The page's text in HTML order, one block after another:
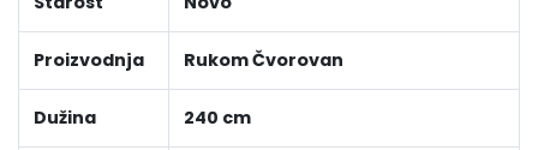
Proizvodnja Rukom Čvorovan
Dužina 240 cm